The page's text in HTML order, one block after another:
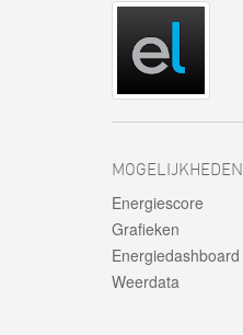
MOGELIJKHEDEN
Energiescore
Grafieken
Energiedashboard
Weerdata